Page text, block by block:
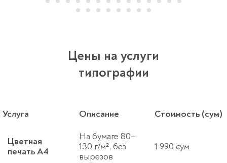
Цены на услуги
типографии
Услуга Описание Стоимость (сум)
Цветная
печать A4
На бумаге 80–
130 г/м², без
вырезов
1 990 сум